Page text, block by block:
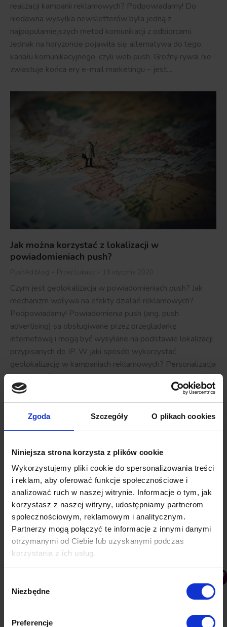
Zgoda Szczegóły O plikach cookies
Niniejsza strona korzysta z plików cookie
Wykorzystujemy pliki cookie do spersonalizowania treści
i reklam, aby oferować funkcje społecznościowe i
analizować ruch w naszej witrynie. Informacje o tym, jak
korzystasz z naszej witryny, udostępniamy partnerom
społecznościowym, reklamowym i analitycznym.
Partnerzy mogą połączyć te informacje z innymi danymi
otrzymanymi od Ciebie lub uzyskanymi podczas
korzystania z ich usług.
zgody
Niezbędne
Preferencje
realizacji kampanii reklamowych? Podpowiadamy! Do
niedawna wysyłka newsletterów była jedną z
najpopularniejszych metod komunikacji z odbiorcami.
Jednak na horyzoncie pojawiła się alternatywa do tego
kanału komunikacyjnego, czyli web push. Groźny rywal nie
zwiastuje końca ery e-mail marketingu – jest…
Jak można korzystać z lokalizacji w
powiadomieniach push?
Czym jest geolokalizacja w powiadomieniach push? Jak
mechanizm wpływa na efekty działań reklamowych?
Podpowiadamy! Powiadomienia push (ang. push
advertising) są obsługiwane przez przeglądarkę
internetową i mogą być wysyłane na podstawie lokalizacji
przypisanych do IP. W jaki sposób wykorzystać
geolokalizację w kampaniach reklamowych? Personalizacja
komunikatów za pomocą geolokalizacji Push
powiadomienia są doskonałym kanałem komunikacji z
odbiorcami.…
Jak wykorzystać powiadomienia push na wielu
kanałach, aby lepiej zrozumieć zachowanie